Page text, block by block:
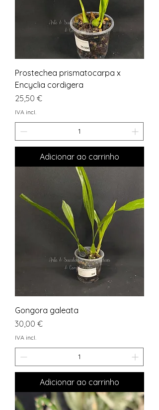
Prostechea prismatocarpa x
Encyclia cordigera
Preço
25,50 €
IVA incl.
Adicionar ao carrinho
Gongora galeata
Preço
30,00 €
IVA incl.
Adicionar ao carrinho